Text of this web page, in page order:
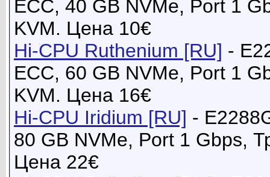
ECC, 40 GB NVMe, Port 1
KVM. Цена 10€
Hi-CPU Ruthenium [RU] -
ECC, 60 GB NVMe, Port 1
KVM. Цена 16€
Hi-CPU Iridium [RU] -
80 GB NVMe, Port 1 Gbps,
Цена 22€